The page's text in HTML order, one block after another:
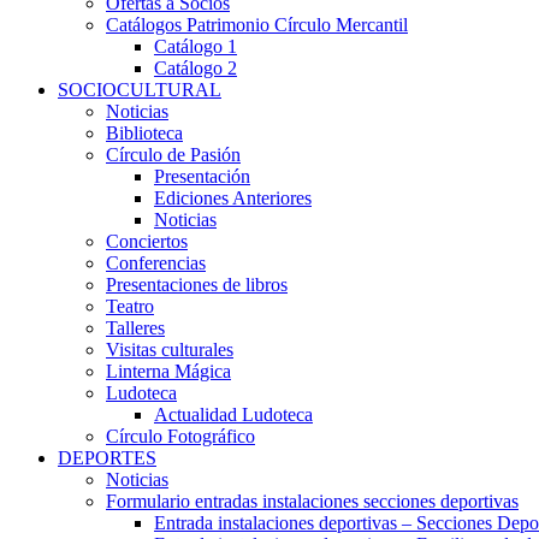
Catálogos Patrimonio Círculo Mercantil
Catálogo 1
Catálogo 2
SOCIOCULTURAL
Noticias
Biblioteca
Círculo de Pasión
Presentación
Ediciones Anteriores
Noticias
Conciertos
Conferencias
Presentaciones de libros
Teatro
Talleres
Visitas culturales
Linterna Mágica
Ludoteca
Actualidad Ludoteca
Círculo Fotográfico
DEPORTES
Noticias
Formulario entradas instalaciones secciones deportivas
Entrada instalaciones deportivas – Secciones